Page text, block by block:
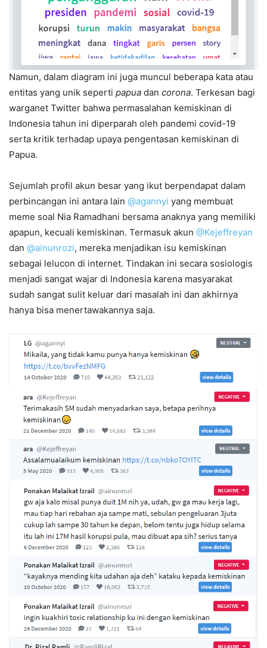
Namun, dalam diagram ini juga muncul beberapa kata atau
entitas yang unik seperti papua dan corona. Terkesan bagi
warganet Twitter bahwa permasalahan kemiskinan di
Indonesia tahun ini diperparah oleh pandemi covid-19
serta kritik terhadap upaya pengentasan kemiskinan di
Papua.
Sejumlah profil akun besar yang ikut berpendapat dalam
perbincangan ini antara lain @agannyi yang membuat
meme soal Nia Ramadhani bersama anaknya yang memiliki
apapun, kecuali kemiskinan. Termasuk akun @Kejeffreyan
dan @ainunrozi, mereka menjadikan isu kemiskinan
sebagai lelucon di internet. Tindakan ini secara sosiologis
menjadi sangat wajar di Indonesia karena masyarakat
sudah sangat sulit keluar dari masalah ini dan akhirnya
hanya bisa menertawakannya saja.